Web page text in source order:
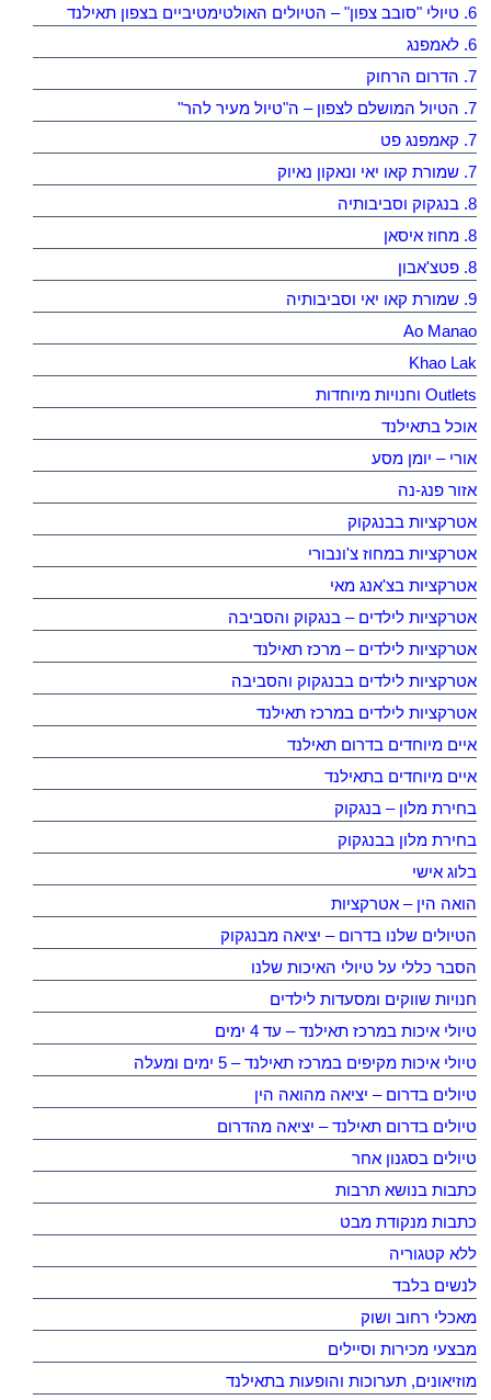
6. טיולי "סובב צפון" – הטיולים האולטימטיביים בצפון תאילנד
6. לאמפנג
7. הדרום הרחוק
7. הטיול המושלם לצפון – ה"טיול מעיר להר"
7. קאמפנג פט
7. שמורת קאו יאי ונאקון נאיוק
8. בנגקוק וסביבותיה
8. מחוז איסאן
8. פטצ'אבון
9. שמורת קאו יאי וסביבותיה
Ao Manao
Khao Lak
Outlets וחנויות מיוחדות
אוכל בתאילנד
אורי – יומן מסע
אזור פנג-נה
אטרקציות בבנגקוק
אטרקציות במחוז צ'ונבורי
אטרקציות בצ'אנג מאי
אטרקציות לילדים – בנגקוק והסביבה
אטרקציות לילדים – מרכז תאילנד
אטרקציות לילדים בבנגקוק והסביבה
אטרקציות לילדים במרכז תאילנד
איים מיוחדים בדרום תאילנד
איים מיוחדים בתאילנד
בחירת מלון – בנגקוק
בחירת מלון בבנגקוק
בלוג אישי
הואה הין – אטרקציות
הטיולים שלנו בדרום – יציאה מבנגקוק
הסבר כללי על טיולי האיכות שלנו
חנויות שווקים ומסעדות לילדים
טיולי איכות במרכז תאילנד – עד 4 ימים
טיולי איכות מקיפים במרכז תאילנד – 5 ימים ומעלה
טיולים בדרום – יציאה מהואה הין
טיולים בדרום תאילנד – יציאה מהדרום
טיולים בסגנון אחר
כתבות בנושא תרבות
כתבות מנקודת מבט
ללא קטגוריה
לנשים בלבד
מאכלי רחוב ושוק
מבצעי מכירות וסיילים
מוזיאונים, תערוכות והופעות בתאילנד